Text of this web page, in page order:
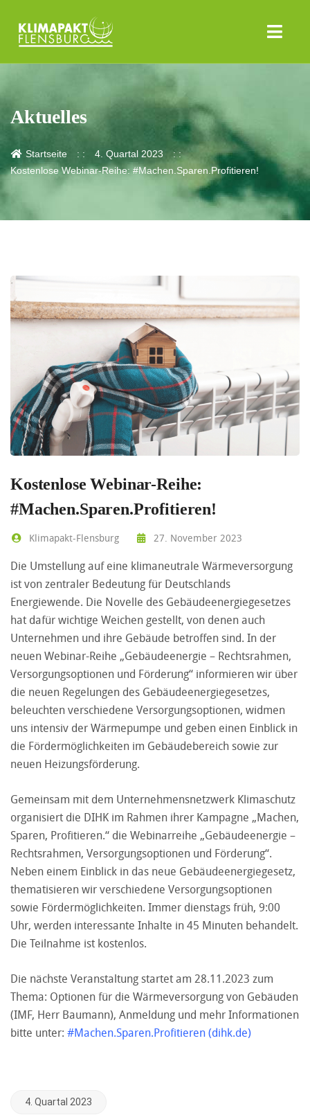
Aktuelles
Startseite
4. Quartal 2023
Kostenlose Webinar-Reihe: #Machen.Sparen.Profitieren!
Kostenlose Webinar-Reihe:
#Machen.Sparen.Profitieren!
Klimapakt-Flensburg 27. November 2023
Die Umstellung auf eine klimaneutrale Wärmeversorgung
ist von zentraler Bedeutung für Deutschlands
Energiewende. Die Novelle des Gebäudeenergiegesetzes
hat dafür wichtige Weichen gestellt, von denen auch
Unternehmen und ihre Gebäude betroffen sind. In der
neuen Webinar-Reihe „Gebäudeenergie – Rechtsrahmen,
Versorgungsoptionen und Förderung“ informieren wir über
die neuen Regelungen des Gebäudeenergiegesetzes,
beleuchten verschiedene Versorgungsoptionen, widmen
uns intensiv der Wärmepumpe und geben einen Einblick in
die Fördermöglichkeiten im Gebäudebereich sowie zur
neuen Heizungsförderung.
Gemeinsam mit dem Unternehmensnetzwerk Klimaschutz
organisiert die DIHK im Rahmen ihrer Kampagne „Machen,
Sparen, Profitieren.“ die Webinarreihe „Gebäudeenergie –
Rechtsrahmen, Versorgungsoptionen und Förderung“.
Neben einem Einblick in das neue Gebäudeenergiegesetz,
thematisieren wir verschiedene Versorgungsoptionen
sowie Fördermöglichkeiten. Immer dienstags früh, 9:00
Uhr, werden interessante Inhalte in 45 Minuten behandelt.
Die Teilnahme ist kostenlos.
Die nächste Veranstaltung startet am 28.11.2023 zum
Thema: Optionen für die Wärmeversorgung von Gebäuden
(IMF, Herr Baumann), Anmeldung und mehr Informationen
bitte unter: #Machen.Sparen.Profitieren (dihk.de)
4. Quartal 2023